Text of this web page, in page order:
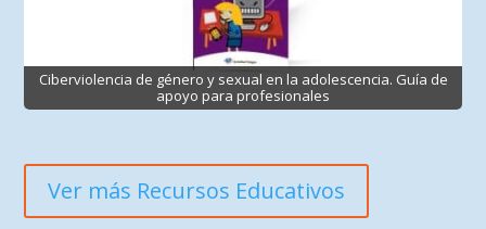
Ciberviolencia de género y sexual en la adolescencia. Guía de
apoyo para profesionales
Ver más Recursos Educativos